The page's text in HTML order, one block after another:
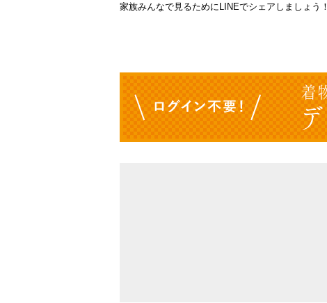
家族みんなで見るためにLINEでシェアしましょう！